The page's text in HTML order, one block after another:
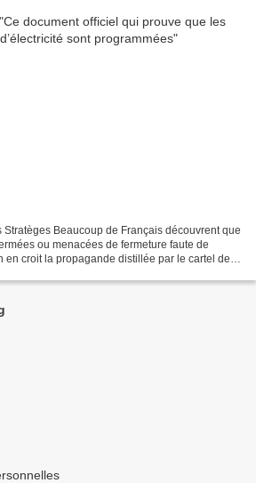
Beaucoup de Français découvrent que
ou menacées de fermeture faute de
en croit la propagande distillée par le cartel de la